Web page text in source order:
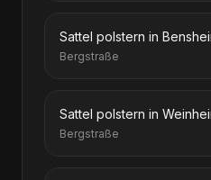
Sattel polstern in
Bergstraße
Sattel polstern in
Bergstraße